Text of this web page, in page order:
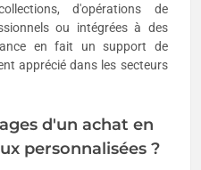
d'opérations de
ou intégrées à des
en fait un support de
apprécié dans les secteurs
d'un achat en
personnalisées ?